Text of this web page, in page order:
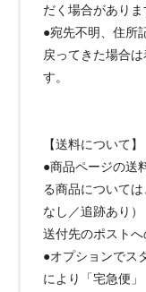
だく場合がありま
●宛先不明、住所
戻ってきた場合
す。
【送料について】
●商品ページの送
る商品について
なし／追跡あり）
送付先のポストへ
●オプションでス
により「宅急便